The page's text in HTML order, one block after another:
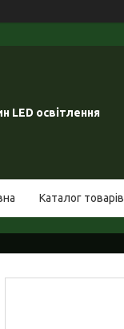
LED освітлення
Каталог товарів